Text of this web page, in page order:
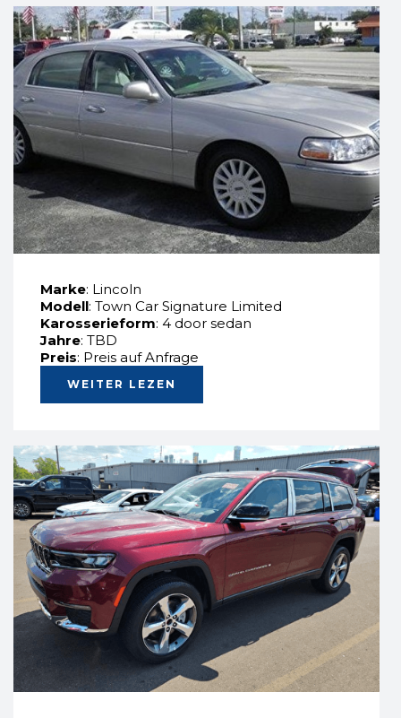
Marke: Lincoln
Modell: Town Car Signature Limited
Karosserieform: 4 door sedan
Jahre: TBD
Preis: Preis auf Anfrage
WEITER LEZEN